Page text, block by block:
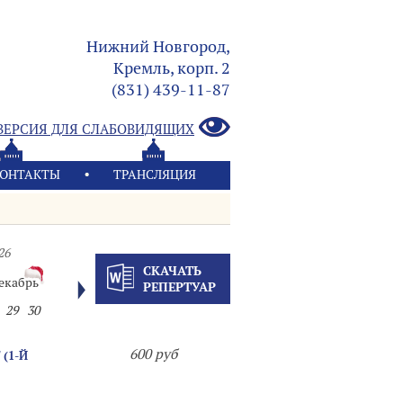
Нижний Новгород,
Кремль, корп. 2
(831) 439-11-87
ДЛЯ СЛАБОВИДЯЩИХ
ТРАНСЛЯЦИЯ
29
30
СКАЧАТЬ
РЕПЕРТУАР
Й 600 руб